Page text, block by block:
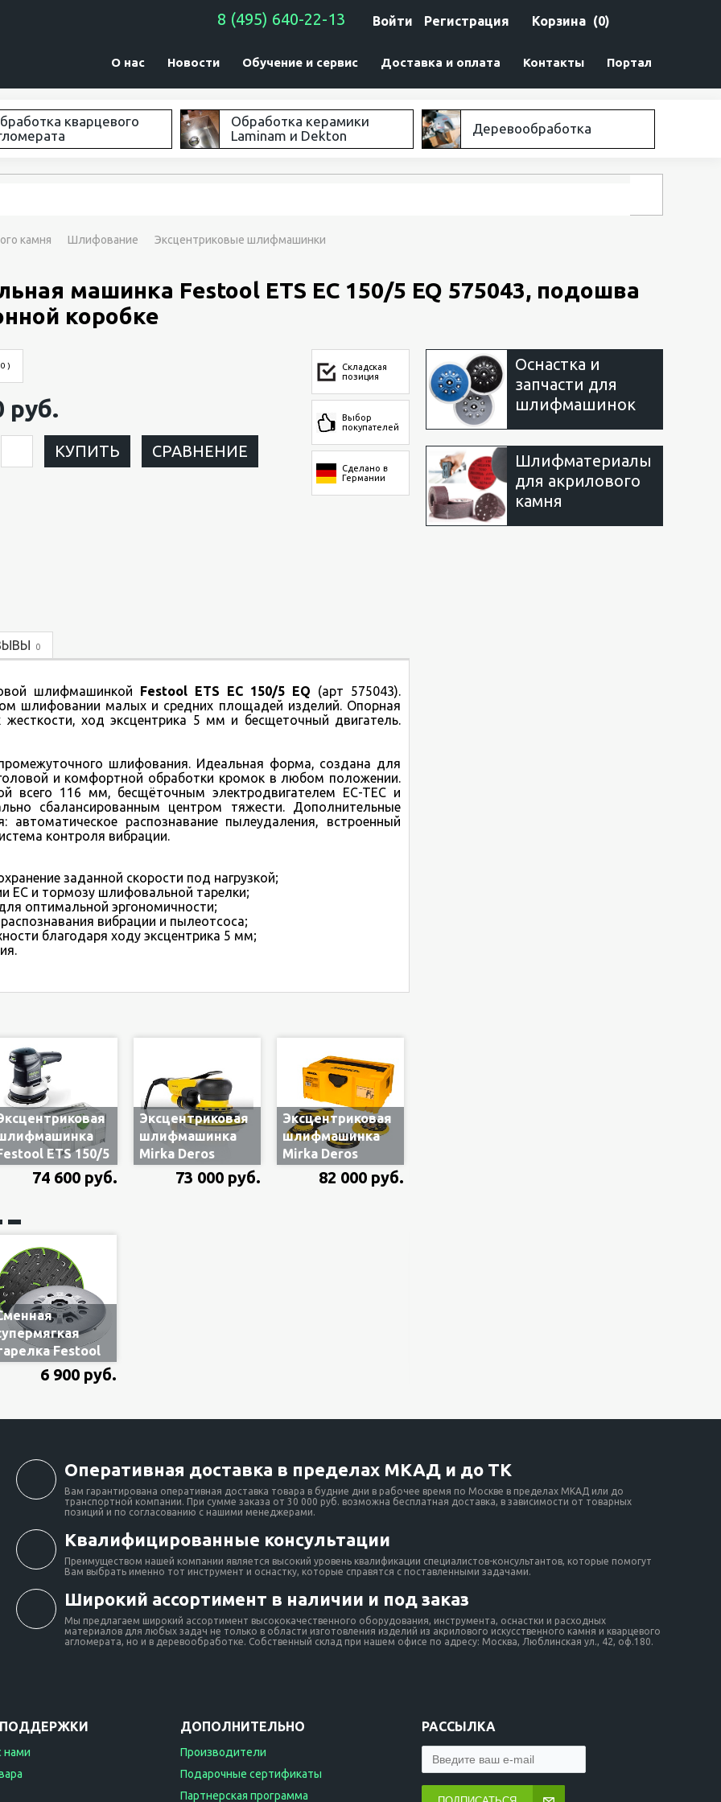
Войти Регистрация Корзина (0)
8 (495) 640-22-13
Портал
Контакты
Доставка и оплата
Обучение и сервис
Новости
О нас
кварцевого
Обработка керамики
Laminam и Dekton
Деревообработка
камня Шлифование Эксцентриковые шлифмашинки
машинка Festool ETS EC 150/5 EQ 575043, подошва
коробке
0 )
руб.
КУПИТЬ СРАВНЕНИЕ
Складская
позиция
Выбор
покупателей
Сделано в
Германии
0
шлифмашинкой Festool ETS EC 150/5 EQ (арт 575043).
шлифовании малых и средних площадей изделий. Опорная
ход эксцентрика 5 мм и бесщеточный двигатель.
шлифования. Идеальная форма, создана для
и комфортной обработки кромок в любом положении.
всего 116 мм, бесщёточным электродвигателем EC-TEC и
сбалансированным центром тяжести. Дополнительные
распознавание пылеудаления, встроенный
контроля вибрации.
заданной скорости под нагрузкой;
EC и тормозу шлифовальной тарелки;
оптимальной эргономичности;
вибрации и пылеотсоса;
благодаря ходу эксцентрика 5 мм;
ETS 150/5
EQ-Plus 576080,
подошва Ø150
в
74 600 руб.
Эксцентриковая
шлифмашинка
Mirka Deros
650CV
MID6502022, Ø
73 000 руб.
Эксцентриковая
шлифмашинка
Mirka Deros
5650CV
MID5650202CA,
82 000 руб.
Festool
202459 Ø150 мм,
под 48 отв. Multi-
M8 ST-
M8-SW
6 900 руб.
Оснастка и
запчасти для
шлифмашинок
Шлифматериалы
для акрилового
камня
Оперативная доставка в пределах МКАД и до ТК
Вам гарантирована оперативная доставка товара в будние дни в рабочее время по Москве в пределах МКАД или до
транспортной компании. При сумме заказа от 30 000 руб. возможна бесплатная доставка, в зависимости от товарных
позиций и по согласованию с нашими менеджерами.
Квалифицированные консультации
Преимуществом нашей компании является высокий уровень квалификации специалистов-консультантов, которые помогут
Вам выбрать именно тот инструмент и оснастку, которые справятся с поставленными задачами.
Широкий ассортимент в наличии и под заказ
Мы предлагаем широкий ассортимент высококачественного оборудования, инструмента, оснастки и расходных
материалов для любых задач не только в области изготовления изделий из акрилового искусственного камня и кварцевого
агломерата, но и в деревообработке. Собственный склад при нашем офисе по адресу: Москва, Люблинская ул., 42, оф.180.
нами
ДОПОЛНИТЕЛЬНО
Производители
Подарочные сертификаты
Партнерская программа
РАССЫЛКА